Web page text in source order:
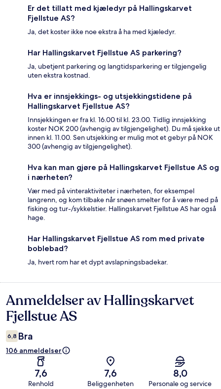
Er det tillatt med kjæledyr på Hallingskarvet
Fjellstue AS?
Ja, det koster ikke noe ekstra å ha med kjæledyr.
Har Hallingskarvet Fjellstue AS parkering?
Ja, ubetjent parkering og langtidsparkering er tilgjengelig
uten ekstra kostnad.
Hva er innsjekkings- og utsjekkingstidene på
Hallingskarvet Fjellstue AS?
Innsjekkingen er fra kl. 16.00 til kl. 23.00. Tidlig innsjekking
koster NOK 200 (avhengig av tilgjengelighet). Du må sjekke ut
innen kl. 11.00. Sen utsjekking er mulig mot et gebyr på NOK
300 (avhengig av tilgjengelighet).
Hva kan man gjøre på Hallingskarvet Fjellstue AS og
i nærheten?
Vær med på vinteraktiviteter i nærheten, for eksempel
langrenn, og kom tilbake når snøen smelter for å være med på
fisking og tur-/sykkelstier. Hallingskarvet Fjellstue AS har også
hage.
Har Hallingskarvet Fjellstue AS rom med private
boblebad?
Ja, hvert rom har et dypt avslapningsbadekar.
Anmeldelser
Anmeldelser av Hallingskarvet
Fjellstue AS
6,8 Bra
106 anmeldelser
7,6
Renhold
7,6
Beliggenheten
8,0
Personale og service